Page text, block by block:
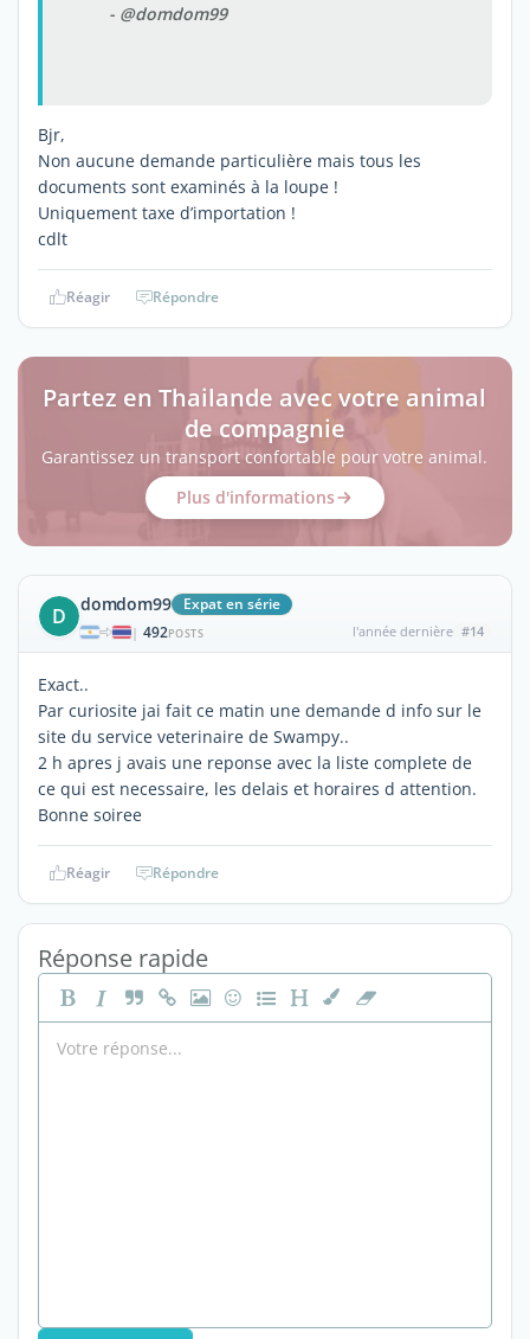
- @domdom99
Bjr,
Non aucune demande particulière mais tous les
documents sont examinés à la loupe !
Uniquement taxe d’importation !
cdlt
Réagir Répondre
Partez en Thailande avec votre animal
de compagnie
Garantissez un transport confortable pour votre animal.
Plus d'informations
D domdom99 Expat en série
| 492POSTS l'année dernière #14
Exact..
Par curiosite jai fait ce matin une demande d info sur le
site du service veterinaire de Swampy..
2 h apres j avais une reponse avec la liste complete de
ce qui est necessaire, les delais et horaires d attention.
Bonne soiree
Réagir Répondre
Réponse rapide